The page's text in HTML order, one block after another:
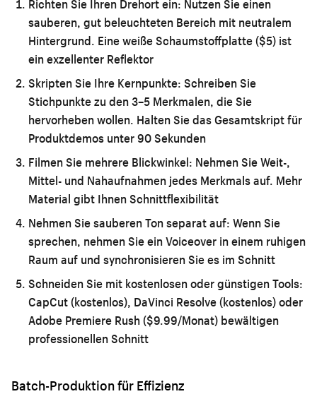
Richten Sie Ihren Drehort ein: Nutzen Sie einen
sauberen, gut beleuchteten Bereich mit neutralem
Hintergrund. Eine weiße Schaumstoffplatte ($5) ist
ein exzellenter Reflektor
Skripten Sie Ihre Kernpunkte: Schreiben Sie
Stichpunkte zu den 3–5 Merkmalen, die Sie
hervorheben wollen. Halten Sie das Gesamtskript für
Produktdemos unter 90 Sekunden
Filmen Sie mehrere Blickwinkel: Nehmen Sie Weit-,
Mittel- und Nahaufnahmen jedes Merkmals auf. Mehr
Material gibt Ihnen Schnittflexibilität
Nehmen Sie sauberen Ton separat auf: Wenn Sie
sprechen, nehmen Sie ein Voiceover in einem ruhigen
Raum auf und synchronisieren Sie es im Schnitt
Schneiden Sie mit kostenlosen oder günstigen Tools:
CapCut (kostenlos), DaVinci Resolve (kostenlos) oder
Adobe Premiere Rush ($9.99/Monat) bewältigen
professionellen Schnitt
Batch-Produktion für Effizienz